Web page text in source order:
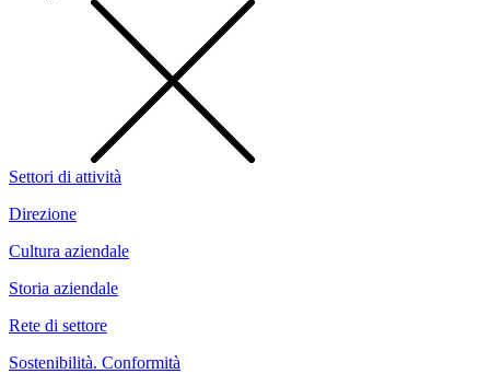
Settori di attività
Direzione
Cultura aziendale
Storia aziendale
Rete di settore
Sostenibilità. Conformità